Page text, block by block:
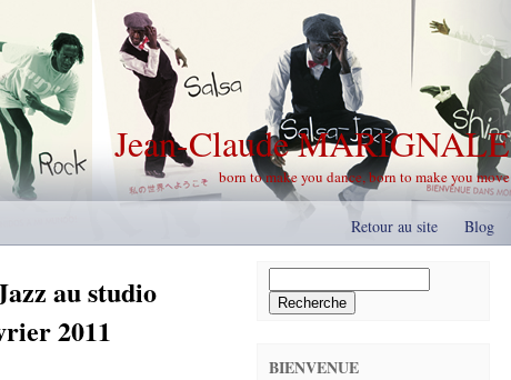
Jean-Claude MARIGNALE
born to make you dance, born to make you move
Retour au site Blog
au studio
2011
BIENVENUE